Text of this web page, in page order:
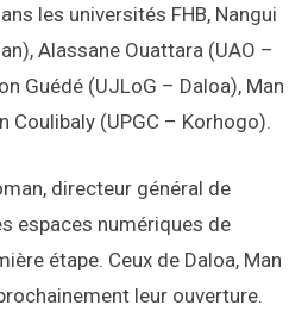
les universités FHB, Nangui
Alassane Ouattara (UAO –
Guédé (UJLoG – Daloa), Man
Coulibaly (UPGC – Korhogo).
directeur général de
espaces numériques de
étape. Ceux de Daloa, Man
leur ouverture.